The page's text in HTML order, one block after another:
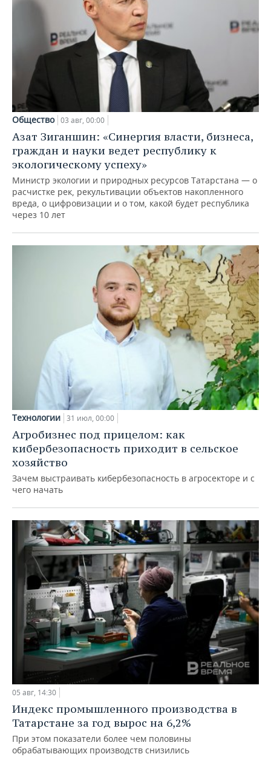
Общество 03 авг, 00:00
Азат Зиганшин: «Синергия власти, бизнеса,
граждан и науки ведет республику к
экологическому успеху»
Министр экологии и природных ресурсов Татарстана — о
расчистке рек, рекультивации объектов накопленного
вреда, о цифровизации и о том, какой будет республика
через 10 лет
Технологии 31 июл, 00:00
Агробизнес под прицелом: как
кибербезопасность приходит в сельское
хозяйство
Зачем выстраивать кибербезопасность в агросекторе и с
чего начать
05 авг, 14:30
Индекс промышленного производства в
Татарстане за год вырос на 6,2%
При этом показатели более чем половины
обрабатывающих производств снизились